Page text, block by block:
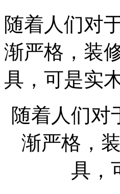
随着人们对
渐严格，装
具，可是
随着人们对
渐严格，
具